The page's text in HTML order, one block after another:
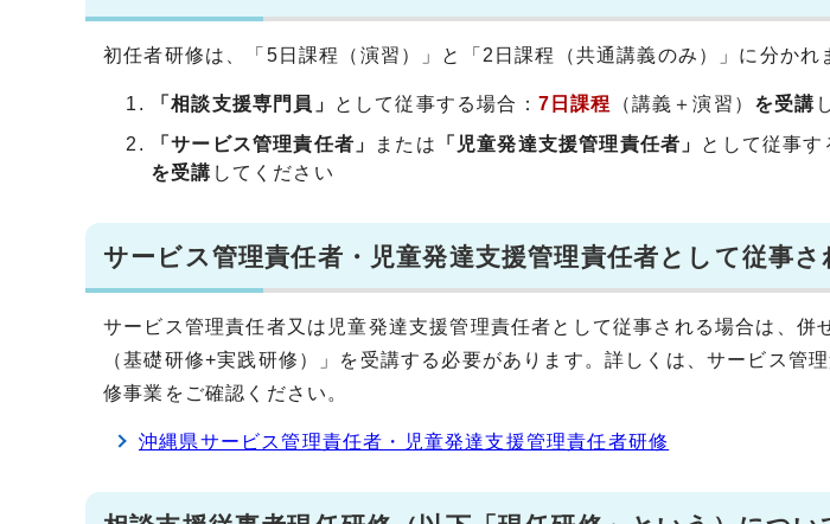
初任者研修は、「5日課程（演習）」と「2日課程（共通講義のみ）」に分かれ
「相談支援専門員」 として従事する場合： 7日課程 （講義＋演習） を受講
「サービス管理責任者」
または 「児童発達支援管理責任者」 として従事す
を受講 してください
サービス管理責任者・児童発達支援管理責任者として従事
サービス管理責任者又は児童発達支援管理責任者として従事される場合は、併
（基礎研修+実践研修）」を受講する必要があります。詳しくは、サービス管
修事業をご確認ください。
沖縄県サービス管理責任者・児童発達支援管理責任者研修